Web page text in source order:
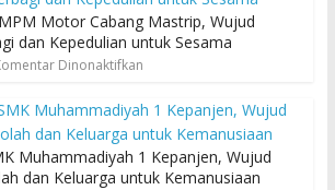
Motor Cabang Mastrip, Wujud
dan Kepedulian untuk Sesama
Dinonaktifkan
Muhammadiyah 1 Kepanjen, Wujud
dan Keluarga untuk Kemanusiaan